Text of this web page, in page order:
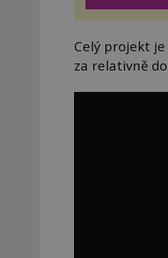
Celý projekt
za relativně